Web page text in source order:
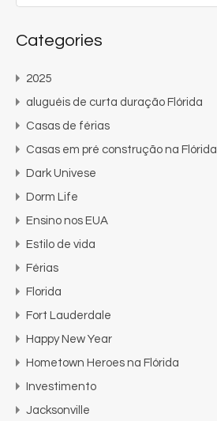
Categories
2025
aluguéis de curta duração Flórida
Casas de férias
Casas em pré construção na Flórida
Dark Univese
Dorm Life
Ensino nos EUA
Estilo de vida
Férias
Florida
Fort Lauderdale
Happy New Year
Hometown Heroes na Flórida
Investimento
Jacksonville